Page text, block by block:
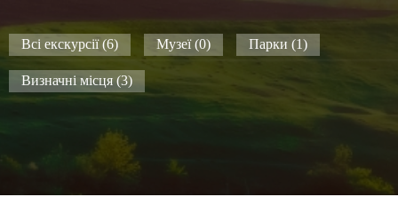
Всі екскурсії (6) Музеї (0) Парки (1)
Визначні місця (3)